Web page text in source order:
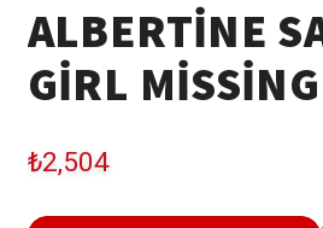
ALBERTINE
GIRL
₺2,504